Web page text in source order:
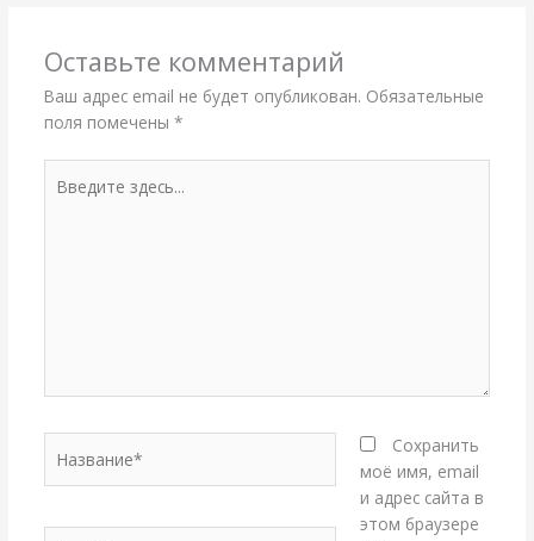
Оставьте комментарий
Ваш адрес email не будет опубликован. Обязательные
поля помечены *
здесь...
Сохранить
моё имя, email
и адрес сайта в
этом браузере